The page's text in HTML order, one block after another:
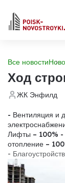
Все новости
Ход
ЖК Энфилд
- Вентиляция и
Лифты – 100% -
отопление –
-